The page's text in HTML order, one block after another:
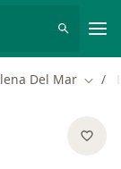
Del Mar